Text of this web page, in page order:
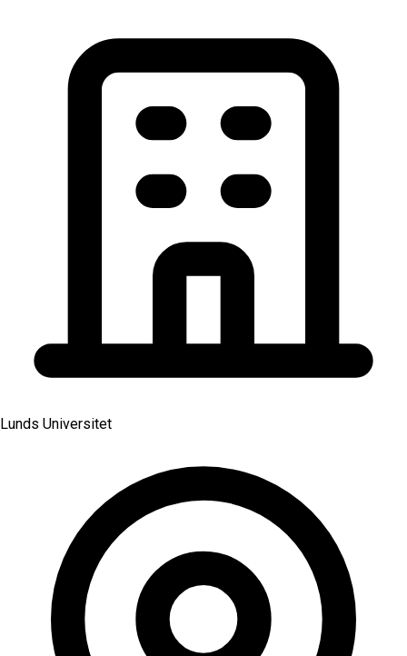
Lunds Universitet